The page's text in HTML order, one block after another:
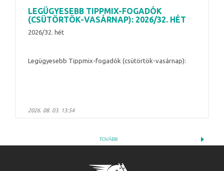
LEGÜGYESEBB TIPPMIX-FOGADÓK
(CSÜTÖRTÖK-VASÁRNAP): 2026/32. HÉT
2026/32. hét
Legügyesebb Tippmix-fogadók (csütörtök-vasárnap):
2026. 08. 03. 13:54
TOVÁBB